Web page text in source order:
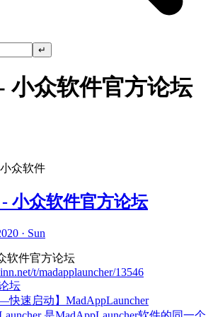
↵
小众软件官方论坛
众软件
小众软件官方论坛
· Sun
软件官方论坛
t/madapplauncher/13546
坛
快速启动】MadAppLauncher